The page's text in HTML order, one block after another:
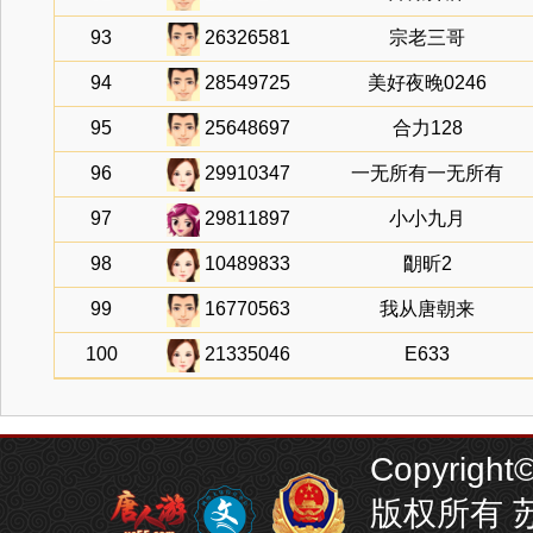
93 26326581 宗老三哥
94 28549725 美好夜晚0246
95 25648697 合力128
96 29910347 一无所有一无所有
97 29811897 小小九月
98 10489833 朙昕2
99 16770563 我从唐朝来
100 21335046 E633
版权所有